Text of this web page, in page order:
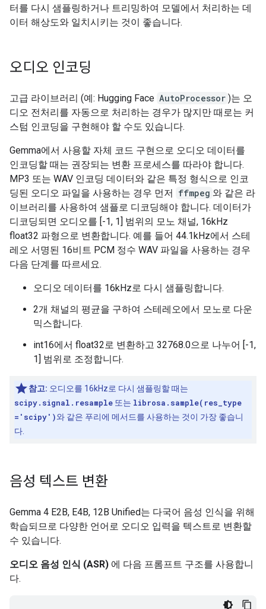
터를 다시 샘플링하거나 트리밍하여 모델에서 처리하는 데
이터 해상도와 일치시키는 것이 좋습니다.
오디오 인코딩
고급 라이브러리 (예: Hugging Face AutoProcessor )는 오
디오 전처리를 자동으로 처리하는 경우가 많지만 때로는 커
스텀 인코딩을 구현해야 할 수도 있습니다.
Gemma에서 사용할 자체 코드 구현으로 오디오 데이터를
인코딩할 때는 권장되는 변환 프로세스를 따라야 합니다.
MP3 또는 WAV 인코딩 데이터와 같은 특정 형식으로 인코
딩된 오디오 파일을 사용하는 경우 먼저 ffmpeg 와 같은 라
이브러리를 사용하여 샘플로 디코딩해야 합니다. 데이터가
디코딩되면 오디오를 [-1, 1] 범위의 모노 채널, 16kHz
float32 파형으로 변환합니다. 예를 들어 44.1kHz에서 스테
레오 서명된 16비트 PCM 정수 WAV 파일을 사용하는 경우
다음 단계를 따르세요.
오디오 데이터를 16kHz로 다시 샘플링합니다.
2개 채널의 평균을 구하여 스테레오에서 모노로 다운
믹스합니다.
int16에서 float32로 변환하고 32768.0으로 나누어 [-1,
1] 범위로 조정합니다.
참고: 오디오를 16kHz로 다시 샘플링할 때는
scipy.signal.resample 또는 librosa.sample(res_type
='scipy')와 같은 푸리에 메서드를 사용하는 것이 가장 좋습니
다.
음성 텍스트 변환
Gemma 4 E2B, E4B, 12B Unified는 다국어 음성 인식을 위해
학습되므로 다양한 언어로 오디오 입력을 텍스트로 변환할
수 있습니다.
오디오 음성 인식 (ASR) 에 다음 프롬프트 구조를 사용합니
다.